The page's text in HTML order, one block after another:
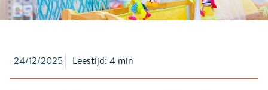
24/12/2025 Leestijd: 4 min